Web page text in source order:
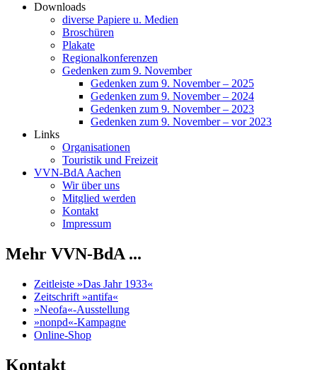
Downloads
diverse Papiere u. Medien
Broschüren
Plakate
Regionalkonferenzen
Gedenken zum 9. November
Gedenken zum 9. November – 2025
Gedenken zum 9. November – 2024
Gedenken zum 9. November – 2023
Gedenken zum 9. November – vor 2023
Links
Organisationen
Touristik und Freizeit
VVN-BdA Aachen
Wir über uns
Mitglied werden
Kontakt
Impressum
Mehr VVN-BdA ...
Zeitleiste »Das Jahr 1933«
Zeitschrift »antifa«
»Neofa«-Ausstellung
»nonpd«-Kampagne
Online-Shop
Kontakt